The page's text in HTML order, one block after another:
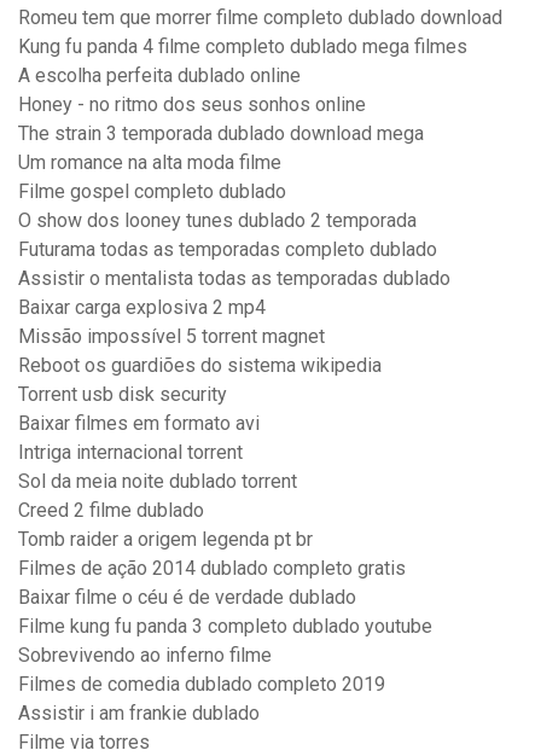
Romeu tem que morrer filme completo dublado download
Kung fu panda 4 filme completo dublado mega filmes
A escolha perfeita dublado online
Honey - no ritmo dos seus sonhos online
The strain 3 temporada dublado download mega
Um romance na alta moda filme
Filme gospel completo dublado
O show dos looney tunes dublado 2 temporada
Futurama todas as temporadas completo dublado
Assistir o mentalista todas as temporadas dublado
Baixar carga explosiva 2 mp4
Missão impossível 5 torrent magnet
Reboot os guardiões do sistema wikipedia
Torrent usb disk security
Baixar filmes em formato avi
Intriga internacional torrent
Sol da meia noite dublado torrent
Creed 2 filme dublado
Tomb raider a origem legenda pt br
Filmes de ação 2014 dublado completo gratis
Baixar filme o céu é de verdade dublado
Filme kung fu panda 3 completo dublado youtube
Sobrevivendo ao inferno filme
Filmes de comedia dublado completo 2019
Assistir i am frankie dublado
Filme via torres